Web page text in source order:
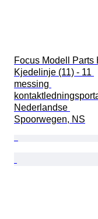
Focus Modell Parts
Kjedelinje (11) - 11
messing
Nederlandse
Spoorwegen, NS